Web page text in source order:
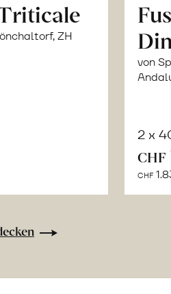
ZH
von
2 x
CHF
CHF